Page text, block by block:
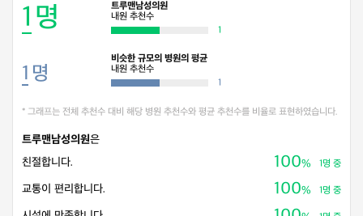
1 명
트루맨남성의원
내원 추천수
1
1 명
비슷한 규모의 병원의 평균
내원 추천수
1
* 그래프는 전체 추천수 대비 해당 병원 추천수와 평균 추천수를 비율로 표현하였습니다.
트루맨남성의원은
친절합니다.
100% 1명 중
교통이 편리합니다. 100% 1명 중